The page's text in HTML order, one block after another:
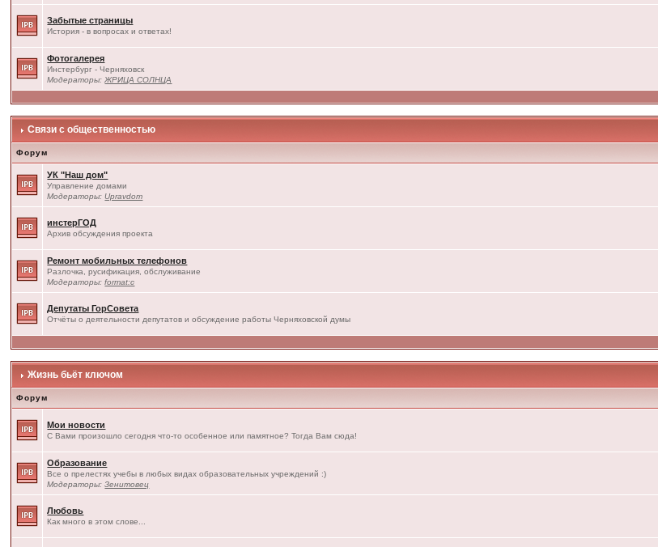
Забытые страницы
История - в вопросах и ответах!
Фотогалерея
Инстербург - Черняховск
Модераторы:ЖРИЦА СОЛНЦА
Связи с общественностью
Форум
УК "Наш дом"
Управление домами
Модераторы:Upravdom
инстерГОД
Архив обсуждения проекта
Ремонт мобильных телефонов
Разлочка, русификация, обслуживание
Модераторы:format:c
Депутаты ГорСовета
Отчёты о деятельности депутатов и обсуждение работы Черняховской думы
Жизнь бьёт ключом
Форум
Мои новости
С Вами произошло сегодня что-то особенное или памятное? Тогда Вам сюда!
Образование
Все о прелестях учебы в любых видах образовательных учреждений :)
Модераторы:Зенитовец
Любовь
Как много в этом слове...